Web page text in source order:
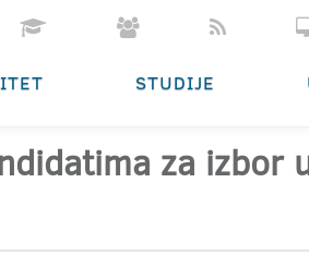
STUDIJE
za izbor